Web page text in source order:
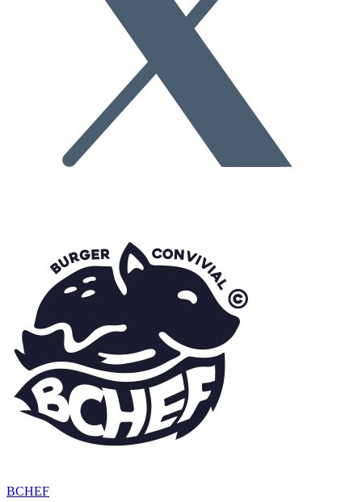
BCHEF